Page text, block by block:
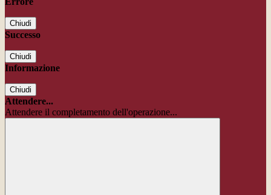
Chiudi
Successo
Chiudi
Informazione
Chiudi
Attendere...
Attendere il completamento dell'operazione...